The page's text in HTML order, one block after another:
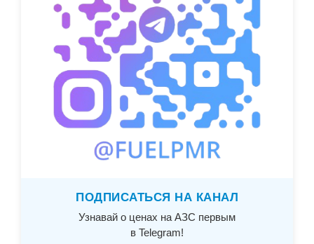
ПОДПИСАТЬСЯ НА КАНАЛ
Узнавай о ценах на АЗС первым
в Telegram!